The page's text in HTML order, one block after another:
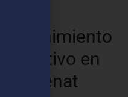
Mantenimiento
Preventivo en
Sentmenat